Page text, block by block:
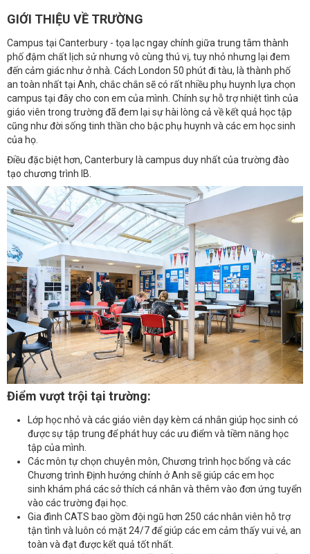
GIỚI THIỆU VỀ TRƯỜNG
Campus tại Canterbury - tọa lạc ngay chính giữa trung tâm thành
phố đậm chất lịch sử nhưng vô cùng thú vị, tuy nhỏ nhưng lại đem
đến cảm giác như ở nhà. Cách London 50 phút đi tàu, là thành phố
an toàn nhất tại Anh, chắc chắn sẽ có rất nhiều phụ huynh lựa chọn
campus tại đây cho con em của mình. Chính sự hỗ trợ nhiệt tình của
giáo viên trong trường đã đem lại sự hài lòng cả về kết quả học tập
cũng như đời sống tinh thần cho bậc phụ huynh và các em học sinh
của họ.
Điều đặc biệt hơn, Canterbury là campus duy nhất của trường đào
tạo chương trình IB.
Điểm vượt trội tại trường:
Lớp học nhỏ và các giáo viên dạy kèm cá nhân giúp học sinh có
được sự tập trung để phát huy các ưu điểm và tiềm năng học
tập của mình.
Các môn tự chọn chuyên môn, Chương trình học bổng và các
Chương trình Định hướng chính ở Anh sẽ giúp các em học
sinh khám phá các sở thích cá nhân và thêm vào đơn ứng tuyển
vào các trường đại học.
Gia đình CATS bao gồm đội ngũ hơn 250 các nhân viên hỗ trợ
tận tình và luôn có mặt 24/7 để giúp các em cảm thấy vui vẻ, an
toàn và đạt được kết quả tốt nhất.